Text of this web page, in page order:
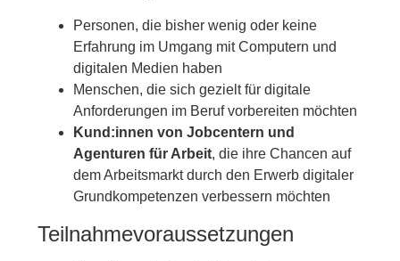
Personen, die bisher wenig oder keine
Erfahrung im Umgang mit Computern und
digitalen Medien haben
Menschen, die sich gezielt für digitale
Anforderungen im Beruf vorbereiten möchten
Kund:innen von Jobcentern und
Agenturen für Arbeit, die ihre Chancen auf
dem Arbeitsmarkt durch den Erwerb digitaler
Grundkompetenzen verbessern möchten
Teilnahmevoraussetzungen